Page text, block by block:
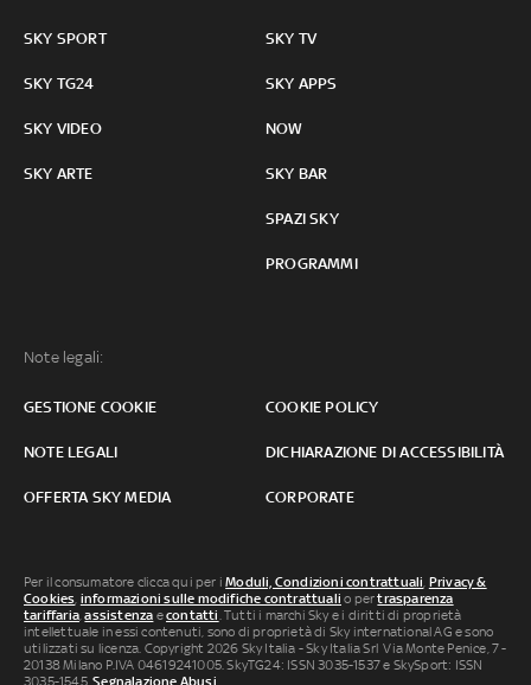
SKY SPORT
SKY TG24
SKY VIDEO
SKY ARTE
SKY TV
SKY APPS
NOW
SKY BAR
SPAZI SKY
PROGRAMMI
Note legali:
GESTIONE COOKIE COOKIE POLICY
NOTE LEGALI DICHIARAZIONE DI ACCESSIBILITÀ
OFFERTA SKY MEDIA CORPORATE
Per il consumatore clicca qui per iModuli, Condizioni contrattuali, Privacy &
Cookies, informazioni sulle modifiche contrattuali o pertrasparenza
tariffaria,assistenza econtatti. Tutti i marchi Sky e i diritti di proprietà
intellettuale in essi contenuti, sono di proprietà di Sky international AG e sono
utilizzati su licenza. Copyright 2026 Sky Italia - Sky Italia Srl Via Monte Penice, 7 -
20138 Milano P.IVA 04619241005. SkyTG24: ISSN 3035-1537 e SkySport: ISSN
3035-1545.Segnalazione Abusi